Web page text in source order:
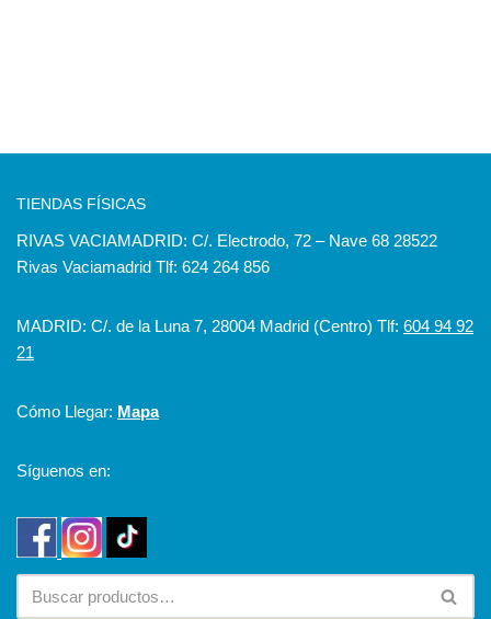
TIENDAS FÍSICAS
RIVAS VACIAMADRID: C/. Electrodo, 72 – Nave 68 28522
Rivas Vaciamadrid Tlf: 624 264 856
MADRID: C/. de la Luna 7, 28004 Madrid (Centro) Tlf: 604 94 92
21
Cómo Llegar: Mapa
Síguenos en: